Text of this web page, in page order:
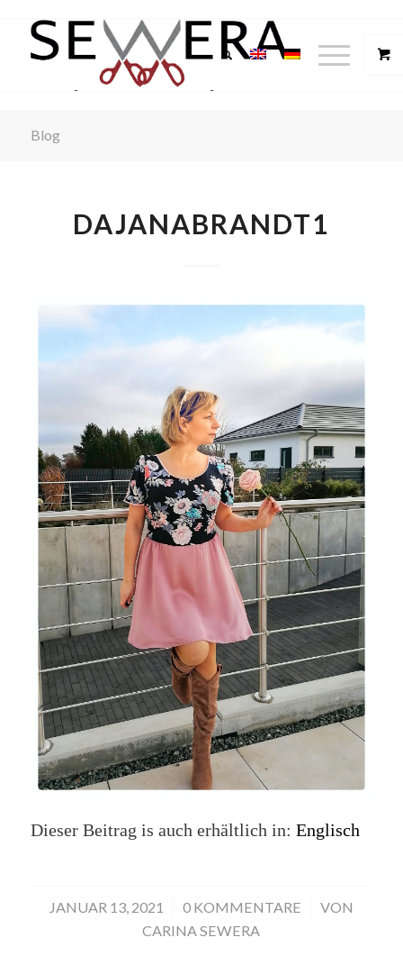
Blog
DAJANABRANDT1
Dieser Beitrag is auch erhältlich in: Englisch
JANUAR 13, 2021
/ 0 KOMMENTARE
/
VON
CARINA SEWERA